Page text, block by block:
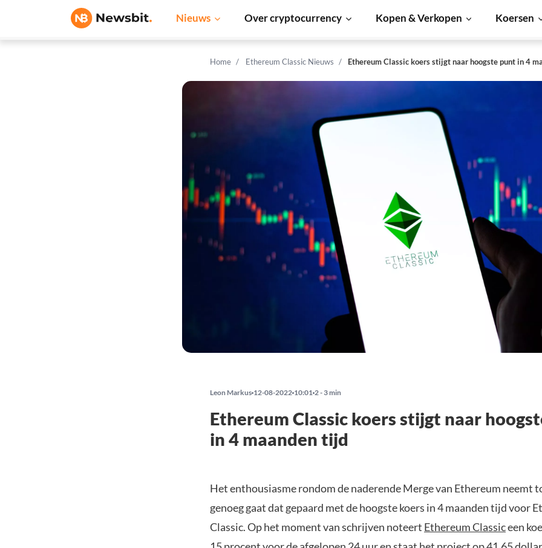
Nieuws Over cryptocurrency Kopen & Verkopen Koersen
Home Ethereum Classic Nieuws Ethereum Classic koers stijgt naar hoogste punt in 4
Leon Markus 12-08-2022 10:01 2 - 3 min
Ethereum Classic koers stijgt naar
in 4 maanden tijd
Het enthousiasme rondom de naderende Merge van Ethereum neemt
genoeg gaat dat gepaard met de hoogste koers in 4 maanden tijd voor
Classic. Op het moment van schrijven noteert Ethereum Classiceen